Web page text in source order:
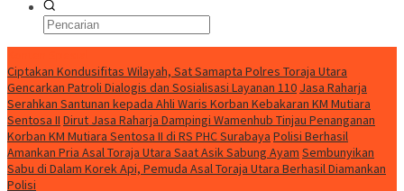
Ciptakan Kondusifitas Wilayah, Sat Samapta Polres Toraja Utara
Gencarkan Patroli Dialogis dan Sosialisasi Layanan 110 Jasa Raharja
Serahkan Santunan kepada Ahli Waris Korban Kebakaran KM Mutiara
Sentosa II Dirut Jasa Raharja Dampingi Wamenhub Tinjau Penanganan
Korban KM Mutiara Sentosa II di RS PHC Surabaya Polisi Berhasil
Amankan Pria Asal Toraja Utara Saat Asik Sabung Ayam Sembunyikan
Sabu di Dalam Korek Api, Pemuda Asal Toraja Utara Berhasil Diamankan
Polisi